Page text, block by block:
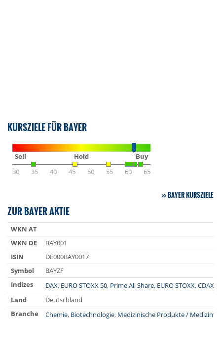
KURSZIELE FÜR BAYER
Sell Hold
Buy
30
35 40 45 50 55 60 65
BAYER KURSZIELE
ZUR BAYER AKTIE
WKN AT
WKN DE
BAY001
ISIN
DE000BAY0017
Symbol
BAYZF
Indizes
DAX, EURO STOXX 50, Prime All Share, EURO STOXX,CDAX
Land
Deutschland
Branche
Chemie, Biotechnologie, Medizinische Produkte /